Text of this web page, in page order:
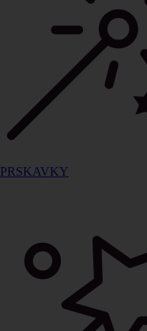
PRSKAVKY